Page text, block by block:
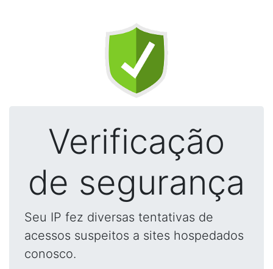
Verificação
de segurança
Seu IP fez diversas tentativas de
acessos suspeitos a sites hospedados
conosco.